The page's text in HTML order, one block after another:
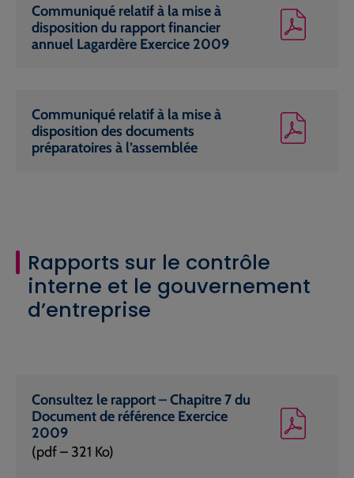
Communiqué relatif à la mise à
disposition du rapport financier
annuel Lagardère Exercice 2009
Communiqué relatif à la mise à
disposition des documents
préparatoires à l’assemblée
Rapports sur le contrôle
interne et le gouvernement
d’entreprise
Consultez le rapport – Chapitre 7 du
Document de référence Exercice
2009
(pdf – 321 Ko)